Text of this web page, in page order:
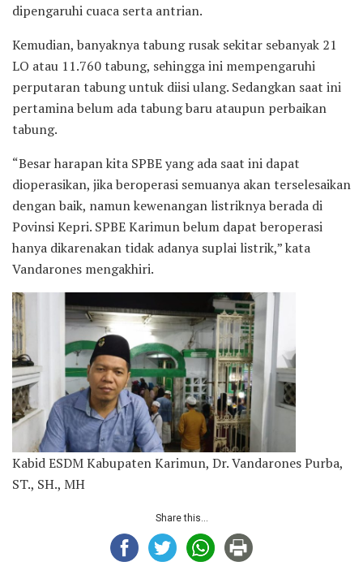
dipengaruhi cuaca serta antrian.
Kemudian, banyaknya tabung rusak sekitar sebanyak 21
LO atau 11.760 tabung, sehingga ini mempengaruhi
perputaran tabung untuk diisi ulang. Sedangkan saat ini
pertamina belum ada tabung baru ataupun perbaikan
tabung.
“Besar harapan kita SPBE yang ada saat ini dapat
dioperasikan, jika beroperasi semuanya akan terselesaikan
dengan baik, namun kewenangan listriknya berada di
Povinsi Kepri. SPBE Karimun belum dapat beroperasi
hanya dikarenakan tidak adanya suplai listrik,” kata
Vandarones mengakhiri.
Kabid ESDM Kabupaten Karimun, Dr. Vandarones Purba,
ST., SH., MH
Share this...